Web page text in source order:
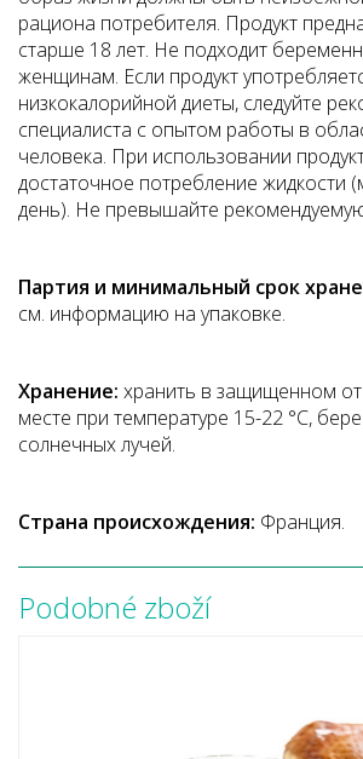
рациона потребителя. Продукт
старше 18 лет. Не подходит
женщинам. Если продукт
низкокалорийной диеты, следуйте
специалиста с опытом работы в
человека. При использовании
достаточное потребление жидкости
день). Не превышайте
Партия и минимальный срок
см. информацию на упаковке.
Хранение: хранить в защищенном от
месте при температуре 15-22 °С,
солнечных лучей.
Страна происхождения: Франция.
Podobné zboží